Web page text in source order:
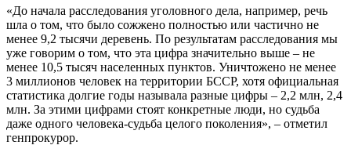
«До начала расследования уголовного дела, например, речь
шла о том, что было сожжено полностью или частично не
менее 9,2 тысячи деревень. По результатам расследования мы
уже говорим о том, что эта цифра значительно выше – не
менее 10,5 тысяч населенных пунктов. Уничтожено не менее
3 миллионов человек на территории БССР, хотя официальная
статистика долгие годы называла разные цифры – 2,2 млн, 2,4
млн. За этими цифрами стоят конкретные люди, но судьба
даже одного человека-судьба целого поколения», – отметил
генпрокурор.